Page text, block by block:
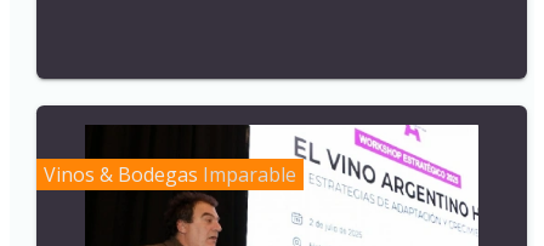
Vinos & Bodegas Imparable